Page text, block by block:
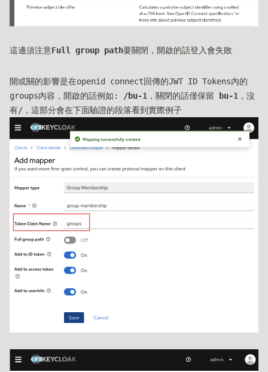
這邊須注意Full group path要關閉，開啟的話登入會失敗
開或關的影響是在openid connect回傳的JWT ID Tokens內的
groups內容，開啟的話例如:
/bu-1 ，關閉的話僅保留 bu-1 ，沒
有/，這部分會在下面驗證的段落看到實際例子